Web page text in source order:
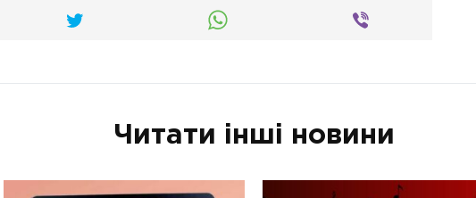
Читати інші новини